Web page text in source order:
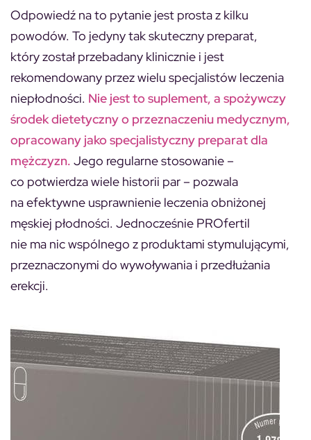
Odpowiedź na to pytanie jest prosta z kilku
powodów. To jedyny tak skuteczny preparat,
który został przebadany klinicznie i jest
rekomendowany przez wielu specjalistów leczenia
niepłodności. Nie jest to suplement, a spożywczy
środek dietetyczny o przeznaczeniu medycznym,
opracowany jako specjalistyczny preparat dla
mężczyzn. Jego regularne stosowanie –
co potwierdza wiele historii par – pozwala
na efektywne usprawnienie leczenia obniżonej
męskiej płodności. Jednocześnie PROfertil
nie ma nic wspólnego z produktami stymulującymi,
przeznaczonymi do wywoływania i przedłużania
erekcji.